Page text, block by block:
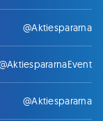
@Aktiespararna
@Aktiespararna